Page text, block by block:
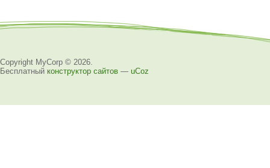
Copyright MyCorp © 2026
Бесплатный конструктор сайтов — uCoz